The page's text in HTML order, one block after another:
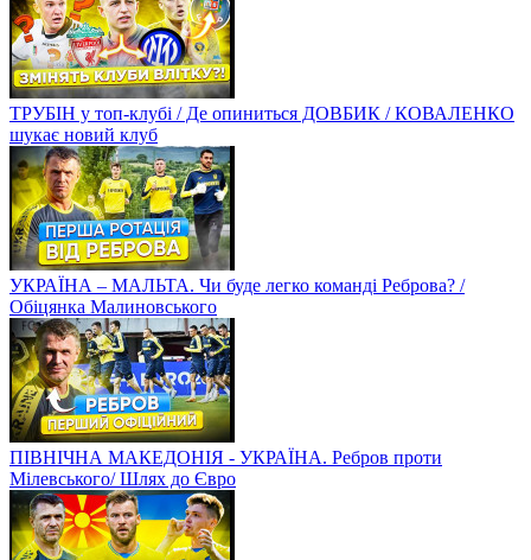
ТРУБІН у топ-клубі / Де опиниться ДОВБИК / КОВАЛЕНКО
шукає новий клуб
УКРАЇНА – МАЛЬТА. Чи буде легко команді Реброва? /
Обіцянка Малиновського
ПІВНІЧНА МАКЕДОНІЯ - УКРАЇНА. Ребров проти
Мілевського/ Шлях до Євро